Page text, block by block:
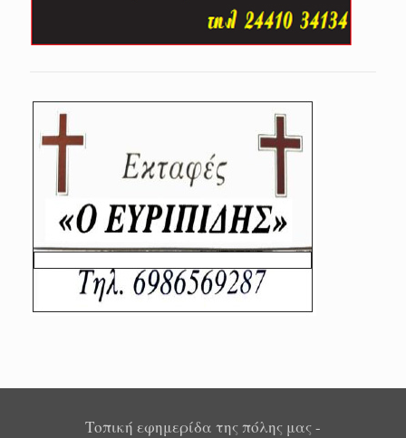
Τοπική εφημερίδα της πόλης μας -